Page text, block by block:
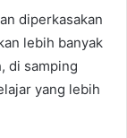
diperkasakan
lebih banyak
di samping
yang lebih